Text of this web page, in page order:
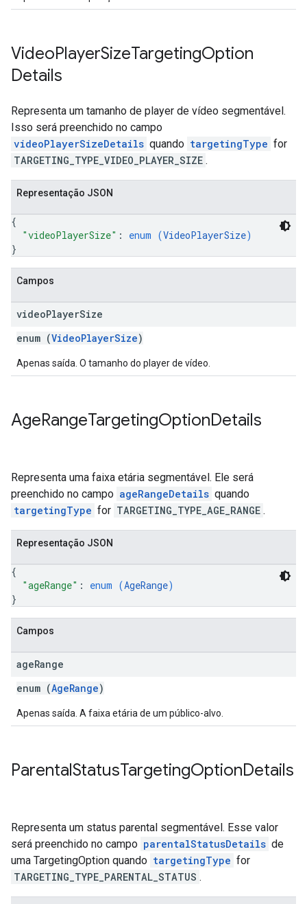
VideoPlayerSizeTargetingOption
Details
Representa um tamanho de player de vídeo segmentável.
Isso será preenchido no campo
videoPlayerSizeDetails quando targetingType for
TARGETING_TYPE_VIDEO_PLAYER_SIZE .
Representação JSON
{
"videoPlayerSize" : enum (VideoPlayerSize)
}
Campos
videoPlayerSize
enum (VideoPlayerSize)
Apenas saída. O tamanho do player de vídeo.
AgeRangeTargetingOptionDetails
Representa uma faixa etária segmentável. Ele será
preenchido no campo ageRangeDetails quando
targetingType for TARGETING_TYPE_AGE_RANGE .
Representação JSON
{
"ageRange" : enum (AgeRange)
}
Campos
ageRange
enum (AgeRange)
Apenas saída. A faixa etária de um público-alvo.
ParentalStatusTargetingOptionDetails
Representa um status parental segmentável. Esse valor
será preenchido no campo parentalStatusDetails de
uma TargetingOption quando targetingType for
TARGETING_TYPE_PARENTAL_STATUS .